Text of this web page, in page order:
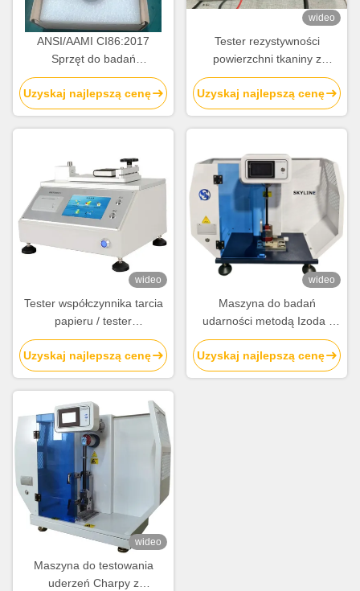
ANSI/AAMI CI86:2017
Sprzęt do badań
laboratoryjnych za pomocą
zacisków do próby ukąsienia
ze stali nierdzewnej
Uzyskaj najlepszą cenę
wideo
Tester rezystywności
powierzchni tkaniny z
wyświetlaczem cyfrowym EN
1149-1 / EN 1149-2 AATCC
76
Uzyskaj najlepszą cenę
wideo
Tester współczynnika tarcia
papieru / tester
współczynnika tarcia
filmowego do pomiaru folii z
tworzywa sztucznego
Uzyskaj najlepszą cenę
wideo
Maszyna do badań
udarności metodą Izoda i
Charpy'ego dla materiałów
niemetalicznych
Uzyskaj najlepszą cenę
wideo
Maszyna do testowania
uderzeń Charpy z